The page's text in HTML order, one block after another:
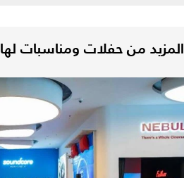
المزيد من حفلات ومناسبات لها